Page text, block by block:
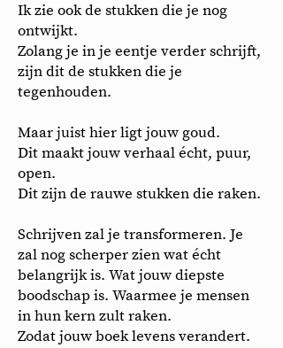
Ik zie ook de stukken die je nog
ontwijkt.
Zolang je in je eentje verder schrijft,
zijn dit de stukken die je
tegenhouden.
Maar juist hier ligt jouw goud.
Dit maakt jouw verhaal écht, puur,
open.
Dit zijn de rauwe stukken die raken.
Schrijven zal je transformeren. Je
zal nog scherper zien wat écht
belangrijk is. Wat jouw diepste
boodschap is. Waarmee je mensen
in hun kern zult raken.
Zodat jouw boek levens verandert.